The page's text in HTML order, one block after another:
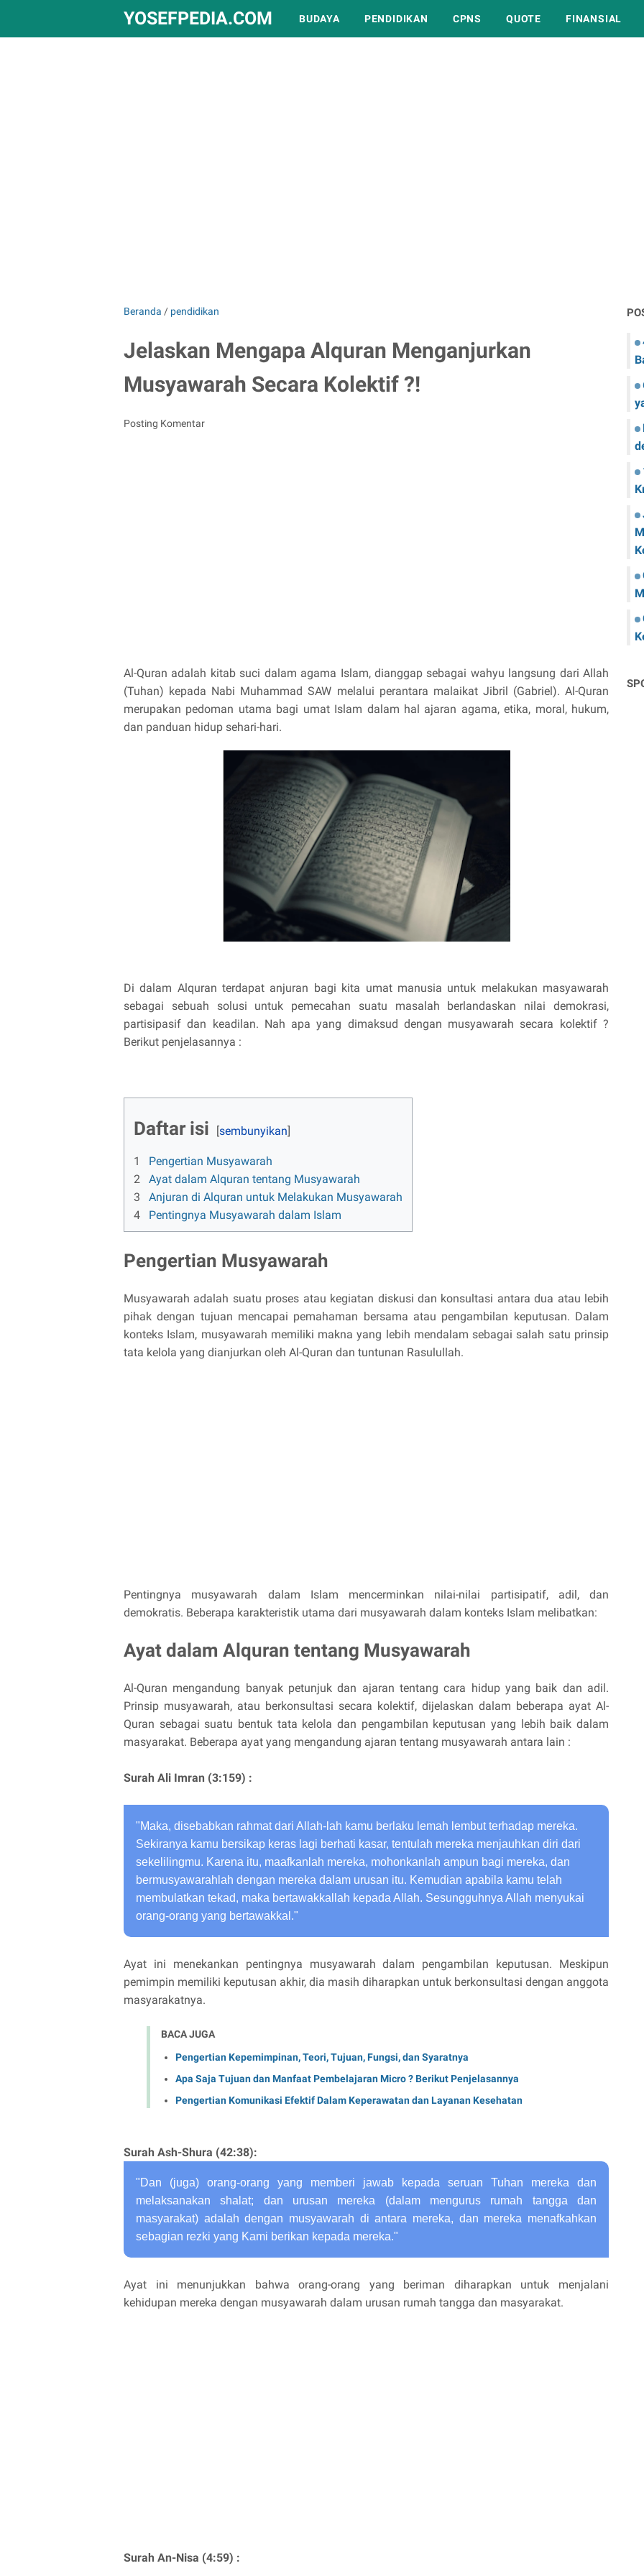
YOSEFPEDIA.COM BUDAYA PENDIDIKAN CPNS QUOTE FINANSIAL
Beranda / pendidikan
Jelaskan Mengapa Alquran Menganjurkan
Musyawarah Secara Kolektif ?!
Posting Komentar
Al-Quran adalah kitab suci dalam agama Islam, dianggap sebagai wahyu langsung dari Allah
(Tuhan) kepada Nabi Muhammad SAW melalui perantara malaikat Jibril (Gabriel). Al-Quran
merupakan pedoman utama bagi umat Islam dalam hal ajaran agama, etika, moral, hukum,
dan panduan hidup sehari-hari.
Di dalam Alquran terdapat anjuran bagi kita umat manusia untuk melakukan masyawarah
sebagai sebuah solusi untuk pemecahan suatu masalah berlandaskan nilai demokrasi,
partisipasif dan keadilan. Nah apa yang dimaksud dengan musyawarah secara kolektif ?
Berikut penjelasannya :
Daftar isi
1
Pengertian Musyawarah
2
Ayat dalam Alquran tentang Musyawarah
3
Anjuran di Alquran untuk Melakukan Musyawarah
4
Pentingnya Musyawarah dalam Islam
Pengertian Musyawarah
Musyawarah adalah suatu proses atau kegiatan diskusi dan konsultasi antara dua atau lebih
pihak dengan tujuan mencapai pemahaman bersama atau pengambilan keputusan. Dalam
konteks Islam, musyawarah memiliki makna yang lebih mendalam sebagai salah satu prinsip
tata kelola yang dianjurkan oleh Al-Quran dan tuntunan Rasulullah.
Pentingnya musyawarah dalam Islam mencerminkan nilai-nilai partisipatif, adil, dan
demokratis. Beberapa karakteristik utama dari musyawarah dalam konteks Islam melibatkan:
Ayat dalam Alquran tentang Musyawarah
Al-Quran mengandung banyak petunjuk dan ajaran tentang cara hidup yang baik dan adil.
Prinsip musyawarah, atau berkonsultasi secara kolektif, dijelaskan dalam beberapa ayat Al-
Quran sebagai suatu bentuk tata kelola dan pengambilan keputusan yang lebih baik dalam
masyarakat. Beberapa ayat yang mengandung ajaran tentang musyawarah antara lain :
Surah Ali Imran (3:159) :
"Maka, disebabkan rahmat dari Allah-lah kamu berlaku lemah lembut terhadap mereka.
Sekiranya kamu bersikap keras lagi berhati kasar, tentulah mereka menjauhkan diri dari
sekelilingmu. Karena itu, maafkanlah mereka, mohonkanlah ampun bagi mereka, dan
bermusyawarahlah dengan mereka dalam urusan itu. Kemudian apabila kamu telah
membulatkan tekad, maka bertawakkallah kepada Allah. Sesungguhnya Allah menyukai
orang-orang yang bertawakkal."
Ayat ini menekankan pentingnya musyawarah dalam pengambilan keputusan. Meskipun
pemimpin memiliki keputusan akhir, dia masih diharapkan untuk berkonsultasi dengan anggota
masyarakatnya.
BACA JUGA
Pengertian Kepemimpinan, Teori, Tujuan, Fungsi, dan Syaratnya
Apa Saja Tujuan dan Manfaat Pembelajaran Micro ? Berikut Penjelasannya
Pengertian Komunikasi Efektif Dalam Keperawatan dan Layanan Kesehatan
Surah Ash-Shura (42:38):
"Dan (juga) orang-orang yang memberi jawab kepada seruan Tuhan mereka dan
melaksanakan shalat; dan urusan mereka (dalam mengurus rumah tangga dan
masyarakat) adalah dengan musyawarah di antara mereka, dan mereka menafkahkan
sebagian rezki yang Kami berikan kepada mereka."
Ayat ini menunjukkan bahwa orang-orang yang beriman diharapkan untuk menjalani
kehidupan mereka dengan musyawarah dalam urusan rumah tangga dan masyarakat.
Surah An-Nisa (4:59) :